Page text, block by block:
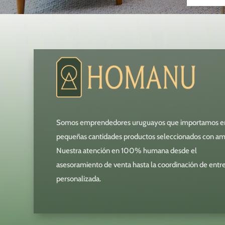
Somos emprendedores uruguayos que importamos
pequeñas cantidades productos seleccionados con
Nuestra atención en 100% humana desde el
asesoramiento de venta hasta la coordinación de
personalizada.